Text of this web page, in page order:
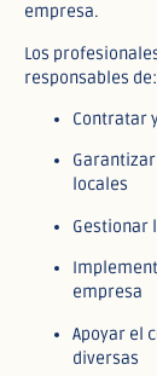
empresa.
Los
responsables de:
Contratar
locales
Gestionar
empresa
Apoyar el
diversas